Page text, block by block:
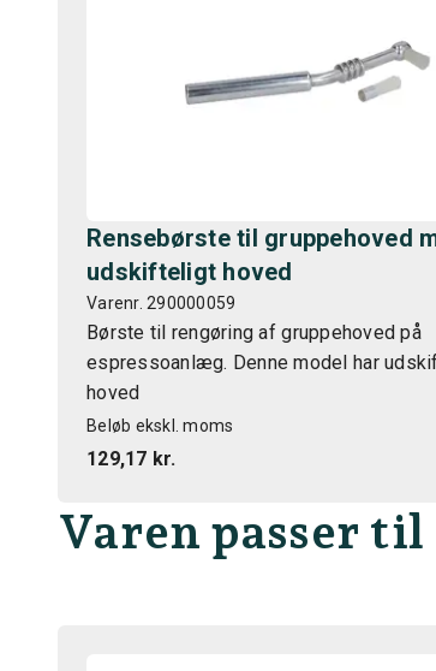
Rensebørste til gruppehoved
udskifteligt hoved
Varenr. 290000059
Børste til rengøring af gruppehoved på
espressoanlæg. Denne model har
hoved
Beløb ekskl. moms
129,17 kr.
Varen passer til